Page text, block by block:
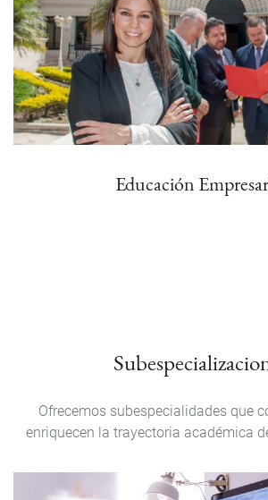
Educación
Ofrecemos subespecialidades que
enriquecen la trayectoria académica